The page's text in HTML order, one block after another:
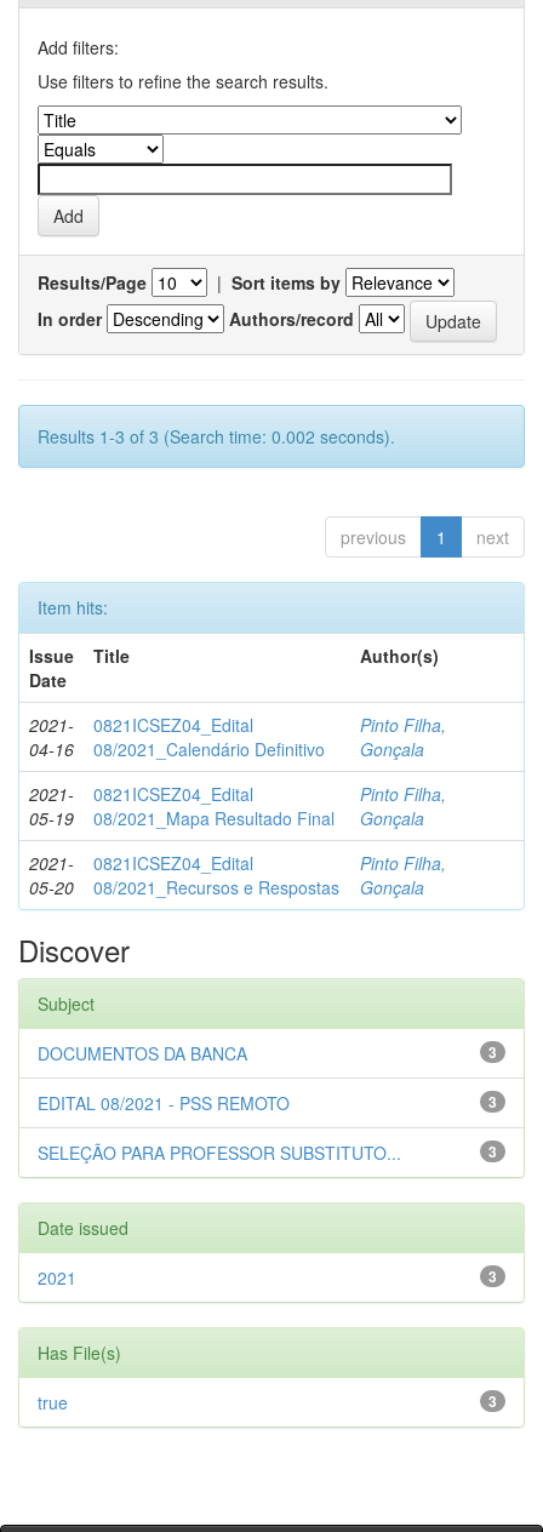
Add filters:
Use filters to refine the search results.
Results/Page | Sort items by
In order
Authors/record
Results 1-3 of 3 (Search time: 0.002 seconds).
previous 1 next
Item hits:
Issue
Date
Title Author(s)
2021-
04-16
0821ICSEZ04_Edital
08/2021_Calendário Definitivo
Pinto Filha,
Gonçala
2021-
05-19
0821ICSEZ04_Edital
08/2021_Mapa Resultado Final
Pinto Filha,
Gonçala
2021-
05-20
0821ICSEZ04_Edital
08/2021_Recursos e Respostas
Pinto Filha,
Gonçala
Discover
Subject
3
DOCUMENTOS DA BANCA
3
EDITAL 08/2021 - PSS REMOTO
3
SELEÇÃO PARA PROFESSOR SUBSTITUTO...
Date issued
3
2021
Has File(s)
3
true